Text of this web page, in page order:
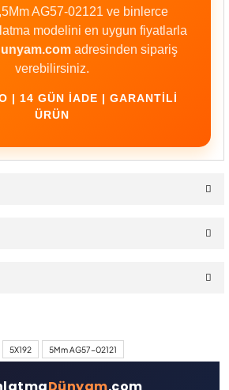
AG57-02121 ve binlerce
modelini en uygun fiyatlarla
adresinden sipariş
verebilirsiniz.
| 14 GÜN İADE | GARANTILI
ÜRÜN
ürün açıklamalarında ve diğer
noktaları öneri formunu kullanarak
5X192 5Mm AG57-02121
Dünyam.com